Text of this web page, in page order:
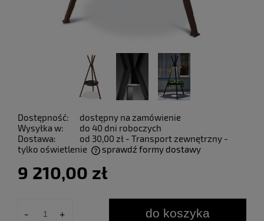
Dostępność:
dostępny na zamówienie
Wysyłka w:
do 40 dni roboczych
Dostawa:
od 30,00 zł - Transport zewnętrzny -
tylko oświetlenie
sprawdź formy dostawy
9 210,00 zł
- + do koszyka